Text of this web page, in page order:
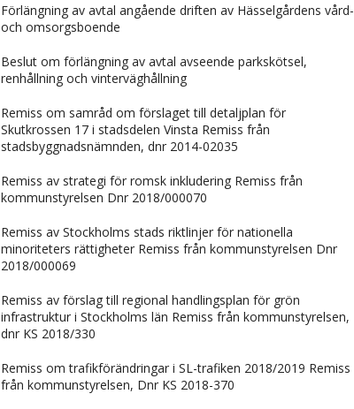
Förlängning av avtal angående driften av Hässelgårdens vård-
och omsorgsboende
Beslut om förlängning av avtal avseende parkskötsel,
renhållning och vinterväghållning
Remiss om samråd om förslaget till detaljplan för
Skutkrossen 17 i stadsdelen Vinsta Remiss från
stadsbyggnadsnämnden, dnr 2014-02035
Remiss av strategi för romsk inkludering Remiss från
kommunstyrelsen Dnr 2018/000070
Remiss av Stockholms stads riktlinjer för nationella
minoriteters rättigheter Remiss från kommunstyrelsen Dnr
2018/000069
Remiss av förslag till regional handlingsplan för grön
infrastruktur i Stockholms län Remiss från kommunstyrelsen,
dnr KS 2018/330
Remiss om trafikförändringar i SL-trafiken 2018/2019 Remiss
från kommunstyrelsen, Dnr KS 2018-370